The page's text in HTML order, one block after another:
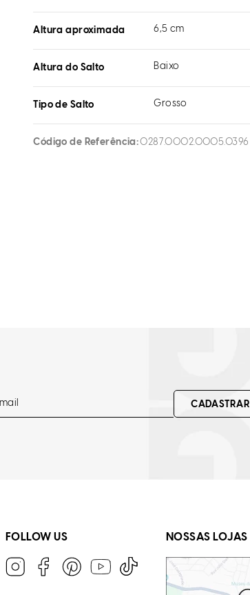
Altura aproximada 6,5 cm
Altura do Salto Baixo
Tipo de Salto Grosso
Código de Referência 0287.0002.0005.0396
CADASTRAR
FOLLOW US NOSSAS LOJAS